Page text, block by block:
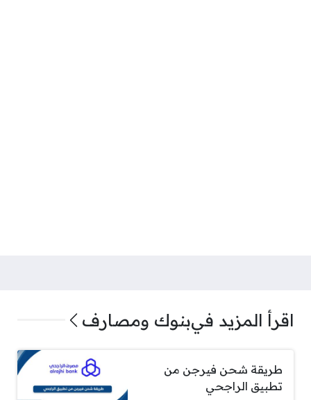
اقرأ المزيد فيبنوك ومصارف
طريقة شحن فيرجن من
تطبيق الراجحي